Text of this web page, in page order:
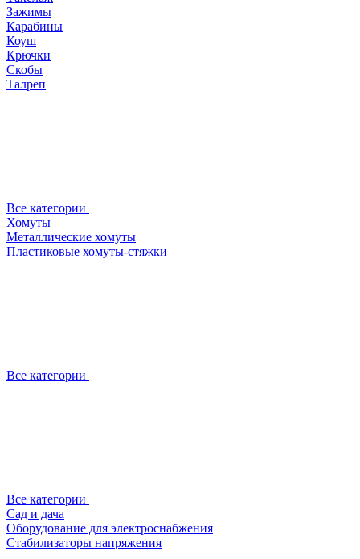
Зажимы
Карабины
Коуш
Крючки
Скобы
Талреп
Все категории
Хомуты
Металлические хомуты
Пластиковые хомуты-стяжки
Все категории
Все категории
Сад и дача
Оборудование для электроснабжения
Стабилизаторы напряжения